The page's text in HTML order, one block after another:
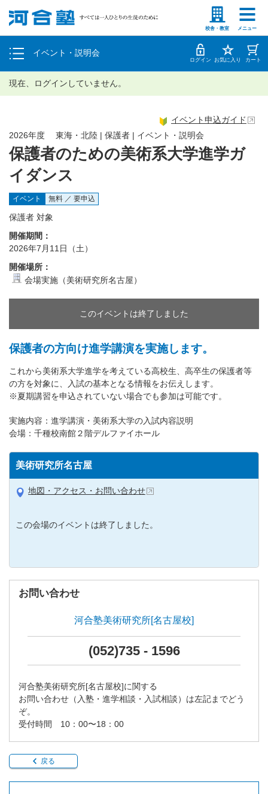
校舎・教室 メニュー
塾生の方 高等学校の先生
イベント・説明会
個別相談
体験授業 ログイン お気に入り カート
現在、ログインしていません。
保護者のための美術系大学進学ガ
イダンス
2026年度 東海・北陸 | 保護者 | イベント・説明会
イベント申込ガイド
イベント 無料 ／ 要申込
保護者 対象
開催期間：
2026年7月11日（土）
開催場所：
会場実施（美術研究所名古屋）
このイベントは終了しました
保護者の方向け進学講演を実施します。
これから美術系大学進学を考えている高校生、高卒生の保護者等
の方を対象に、入試の基本となる情報をお伝えします。
※夏期講習を申込されていない場合でも参加は可能です。
実施内容：進学講演・美術系大学の入試内容説明
会場：千種校南館２階デルファイホール
美術研究所名古屋
地図・アクセス・お問い合わせ
この会場のイベントは終了しました。
お問い合わせ
河合塾美術研究所[名古屋校]
(052)735 - 1596
河合塾美術研究所[名古屋校]に関する
お問い合わせ（入塾・進学相談・入試相談）は左記までどう
ぞ。
受付時間 10：00〜18：00
戻る